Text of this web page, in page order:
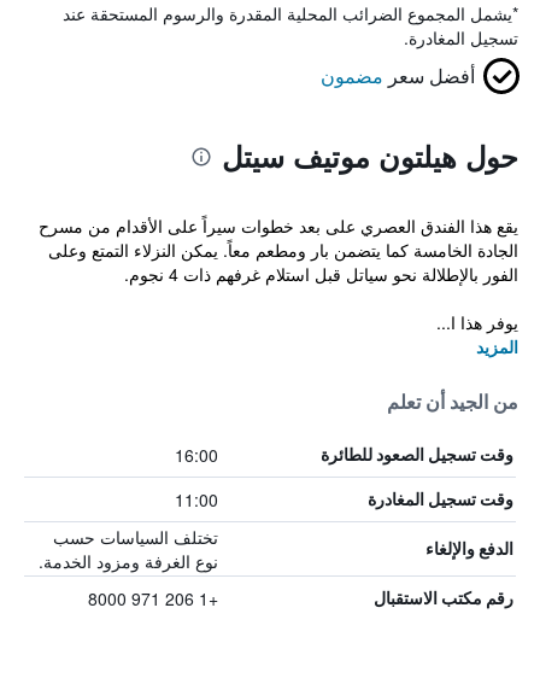
*يشمل المجموع الضرائب المحلية المقدرة والرسوم المستحقة عند
تسجيل المغادرة.
أفضل سعر مضمون
حول هيلتون موتيف سيتل
يقع هذا الفندق العصري على بعد خطوات سيراً على الأقدام من مسرح
الجادة الخامسة كما يتضمن بار ومطعم معاً. يمكن النزلاء التمتع وعلى
الفور بالإطلالة نحو سياتل قبل استلام غرفهم ذات 4 نجوم.
يوفر هذا ا...
المزيد
من الجيد أن تعلم
وقت تسجيل الصعود للطائرة 16:00
وقت تسجيل المغادرة 11:00
الدفع والإلغاء
تختلف السياسات حسب
نوع الغرفة ومزود الخدمة.
رقم مكتب الاستقبال +1 206 971 8000